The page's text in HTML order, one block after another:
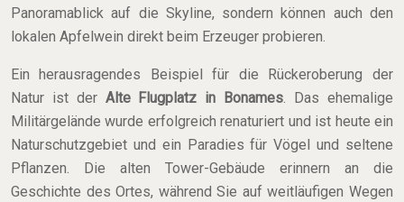
Panoramablick auf die Skyline, sondern können auch den
lokalen Apfelwein direkt beim Erzeuger probieren.
Ein herausragendes Beispiel für die Rückeroberung der
Natur ist der Alte Flugplatz in Bonames. Das ehemalige
Militärgelände wurde erfolgreich renaturiert und ist heute ein
Naturschutzgebiet und ein Paradies für Vögel und seltene
Pflanzen. Die alten Tower-Gebäude erinnern an die
Geschichte des Ortes, während Sie auf weitläufigen Wegen